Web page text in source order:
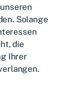
Solange
die
Ihrer